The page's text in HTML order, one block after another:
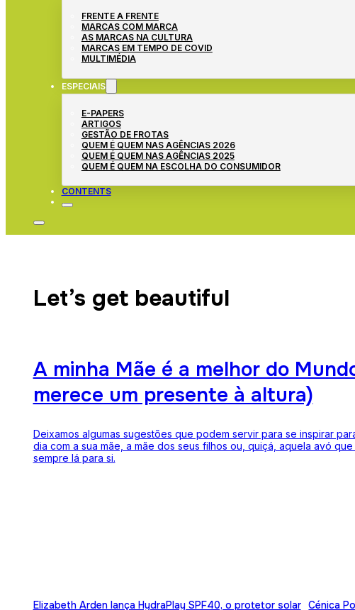
FRENTE A FRENTE
MARCAS COM MARCA
AS MARCAS NA CULTURA
MARCAS EM TEMPO DE COVID
MULTIMÉDIA
ESPECIAIS
E-PAPERS
ARTIGOS
GESTÃO DE FROTAS
QUEM É QUEM NAS AGÊNCIAS 2026
QUEM É QUEM NAS AGÊNCIAS 2025
QUEM É QUEM NA ESCOLHA DO CONSUMIDOR
CONTENTS
Let’s get beautiful
A minha Mãe é a melhor do
merece um presente à altura)
Deixamos algumas sugestões que podem servir para se inspirar
dia com a sua mãe, a mãe dos seus filhos ou, quiçá, aquela avó
sempre lá para si.
Elizabeth Arden lança HydraPlay SPF40, o protetor solar Cénica